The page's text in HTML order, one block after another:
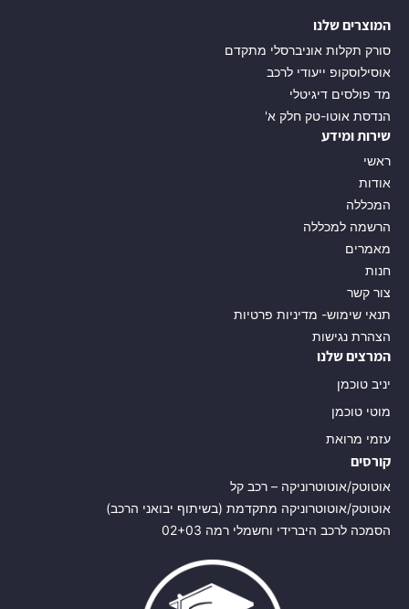
המוצרים שלנו
סורק תקלות אוניברסלי מתקדם
אוסילוסקופ ייעודי לרכב
מד פולסים דיגיטלי
הנדסת אוטו-טק חלק א'
שירות ומידע
ראשי
אודות
המכללה
הרשמה למכללה
מאמרים
חנות
צור קשר
תנאי שימוש- מדיניות פרטיות
הצהרת נגישות
המרצים שלנו
יניב טוכמן
מוטי טוכמן
עזמי מרואת
קורסים
אוטוטק/אוטוטרוניקה – רכב קל
אוטוטק/אוטוטרוניקה מתקדמת (בשיתוף יבואני הרכב)
הסמכה לרכב היברידי וחשמלי רמה 02+03